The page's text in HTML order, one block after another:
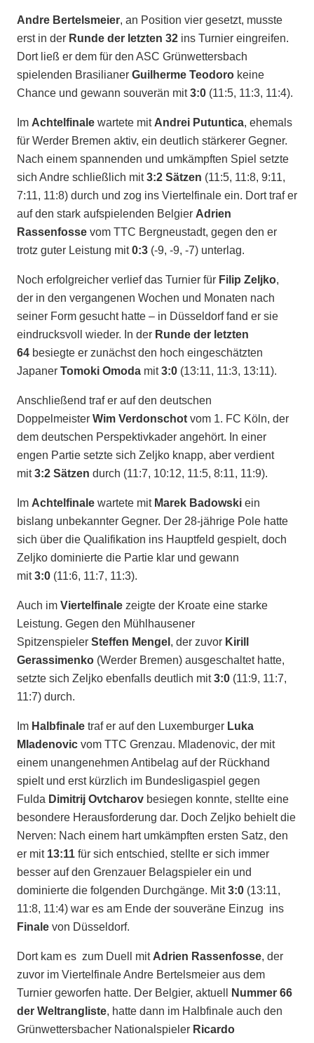
Andre Bertelsmeier, an Position vier gesetzt, musste
erst in der Runde der letzten 32 ins Turnier eingreifen.
Dort ließ er dem für den ASC Grünwettersbach
spielenden Brasilianer Guilherme Teodoro keine
Chance und gewann souverän mit3:0 (11:5, 11:3, 11:4).
Im Achtelfinale wartete mit Andrei Putuntica, ehemals
für Werder Bremen aktiv, ein deutlich stärkerer Gegner.
Nach einem spannenden und umkämpften Spiel setzte
sich Andre schließlich mit3:2 Sätzen (11:5, 11:8, 9:11,
7:11, 11:8) durch und zog ins Viertelfinale ein. Dort traf er
auf den stark aufspielenden Belgier Adrien
Rassenfosse vom TTC Bergneustadt, gegen den er
trotz guter Leistung mit0:3 (-9, -9, -7) unterlag.
Noch erfolgreicher verlief das Turnier für Filip Zeljko,
der in den vergangenen Wochen und Monaten nach
seiner Form gesucht hatte – in Düsseldorf fand er sie
eindrucksvoll wieder. In der Runde der letzten
64 besiegte er zunächst den hoch eingeschätzten
Japaner Tomoki Omoda mit3:0 (13:11, 11:3, 13:11).
Anschließend traf er auf den deutschen
Doppelmeister Wim Verdonschot vom 1. FC Köln, der
dem deutschen Perspektivkader angehört. In einer
engen Partie setzte sich Zeljko knapp, aber verdient
mit3:2 Sätzen durch (11:7, 10:12, 11:5, 8:11, 11:9).
Im Achtelfinale wartete mit Marek Badowski ein
bislang unbekannter Gegner. Der 28-jährige Pole hatte
sich über die Qualifikation ins Hauptfeld gespielt, doch
Zeljko dominierte die Partie klar und gewann
mit3:0 (11:6, 11:7, 11:3).
Auch im Viertelfinale zeigte der Kroate eine starke
Leistung. Gegen den Mühlhausener
Spitzenspieler Steffen Mengel , der zuvor Kirill
Gerassimenko (Werder Bremen) ausgeschaltet hatte,
setzte sich Zeljko ebenfalls deutlich mit3:0 (11:9, 11:7,
11:7) durch.
Im Halbfinale traf er auf den Luxemburger Luka
Mladenovic vom TTC Grenzau. Mladenovic, der mit
einem unangenehmen Antibelag auf der Rückhand
spielt und erst kürzlich im Bundesligaspiel gegen
Fulda Dimitrij Ovtcharov besiegen konnte, stellte eine
besondere Herausforderung dar. Doch Zeljko behielt die
Nerven: Nach einem hart umkämpften ersten Satz, den
er mit 13:11 für sich entschied, stellte er sich immer
besser auf den Grenzauer Belagspieler ein und
dominierte die folgenden Durchgänge. Mit3:0 (13:11,
11:8, 11:4) war es am Ende der souveräne Einzug ins
Finale von Düsseldorf.
Dort kam es zum Duell mit Adrien Rassenfosse, der
zuvor im Viertelfinale Andre Bertelsmeier aus dem
Turnier geworfen hatte. Der Belgier, aktuell
Nummer 66
der Weltrangliste, hatte dann im Halbfinale auch den
Grünwettersbacher Nationalspieler Ricardo